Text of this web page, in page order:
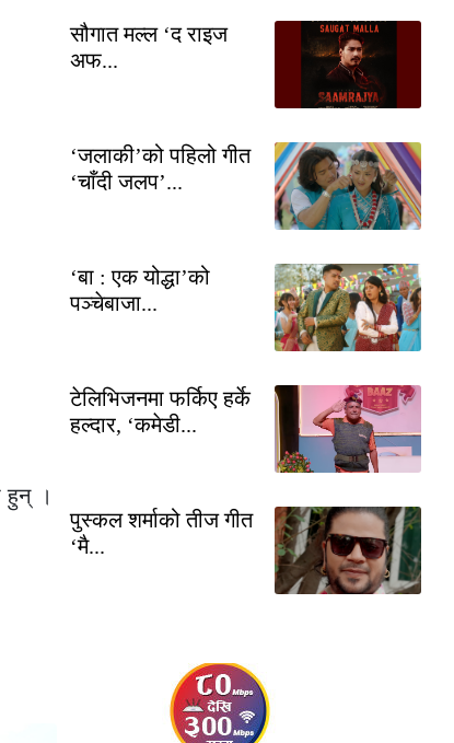
हुन् ।
सौगात मल्ल ‘द राइज
अफ...
‘जलाकी’को पहिलो गीत
‘चाँदी जलप’...
‘बा : एक योद्धा’को
पञ्चेबाजा...
टेलिभिजनमा फर्किए हर्के
हल्दार, ‘कमेडी...
पुस्कल शर्माको तीज गीत
‘मै...